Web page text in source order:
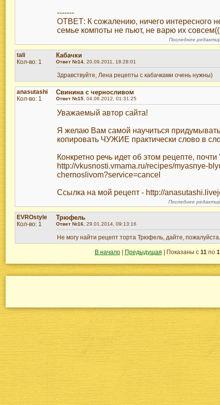
-------
ОТВЕТ: К сожалению, ничего интересного
семье компоты не пьют, не варю их
Последнее
tali
Кол-во: 1
Кабачки
Ответ №14, 20.09.2011, 18:28:01
Здравствуйте, Лена рецепты с кабачками очень нужны)
anasutashi
Кол-во: 1
Свинина с черносливом
Ответ №15, 04.06.2012, 01:31:25
Уважаемый автор сайта!
Я желаю Вам самой научиться
копировать ЧУЖИЕ практически слово в
Конкретно речь идет об этом рецепте,
http://vkusnosti.vmama.ru/recipes/myasnye-
chernoslivom?service=cancel
Ссылка на мой рецепт - http://
Последнее
EVROstyle
Кол-во: 1
Трюфель
Ответ №16, 29.01.2014, 09:13:16
Не могу найти рецепт торта Трюфель, дайте, пожалуйста.
В начало| Предыдущая | Показаны с 11по